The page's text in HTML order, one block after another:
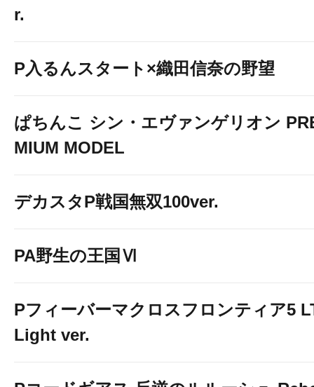
r.
P入るんスタート×織田信奈の野望
ぱちんこ シン・エヴァンゲリオン
MIUM MODEL
デカスタP戦国無双100ver.
PA野生の王国Ⅵ
Pフィーバーマクロスフロンティア5
Light ver.